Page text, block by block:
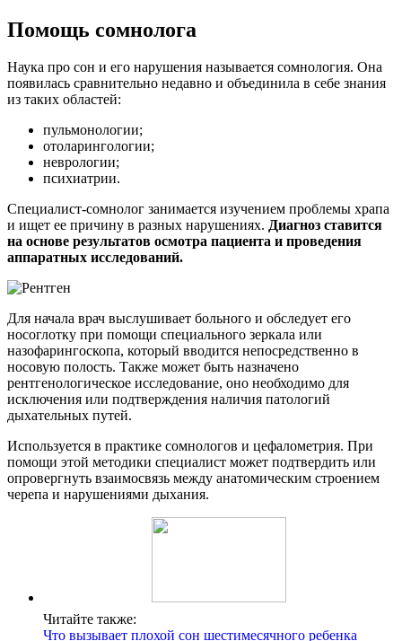
Помощь сомнолога
Наука про сон и его нарушения называется сомнология. Она
появилась сравнительно недавно и объединила в себе знания
из таких областей:
пульмонологии;
отоларингологии;
неврологии;
психиатрии.
Специалист-сомнолог занимается изучением проблемы храпа
и ищет ее причину в разных нарушениях. Диагноз ставится
на основе результатов осмотра пациента и проведения
аппаратных исследований.
Для начала врач выслушивает больного и обследует его
носоглотку при помощи специального зеркала или
назофарингоскопа, который вводится непосредственно в
носовую полость. Также может быть назначено
рентгенологическое исследование, оно необходимо для
исключения или подтверждения наличия патологий
дыхательных путей.
Используется в практике сомнологов и цефалометрия. При
помощи этой методики специалист может подтвердить или
опровергнуть взаимосвязь между анатомическим строением
черепа и нарушениями дыхания.
Читайте также:
Что вызывает плохой сон шестимесячного ребенка